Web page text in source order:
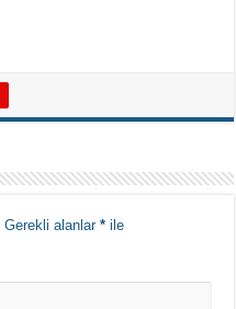
Gerekli alanlar* ile